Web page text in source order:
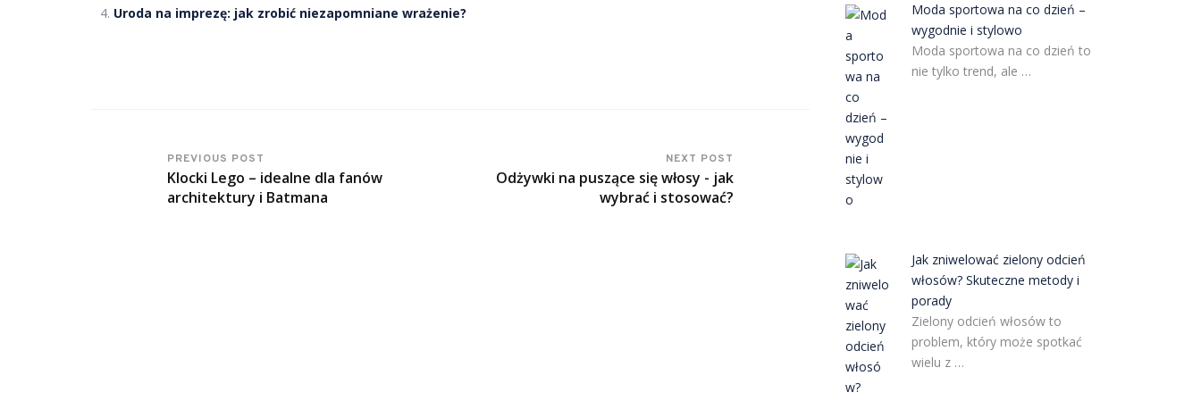
Uroda na imprezę: jak zrobić niezapomniane wrażenie?
PREVIOUS POST
Klocki Lego – idealne dla fanów
architektury i Batmana
NEXT POST
Odżywki na puszące się włosy - jak
wybrać i stosować?
Moda sportowa na co dzień –
wygodnie i stylowo
Moda sportowa na co dzień to
nie tylko trend, ale …
Jak zniwelować zielony odcień
włosów? Skuteczne metody i
porady
Zielony odcień włosów to
problem, który może spotkać
wielu z …